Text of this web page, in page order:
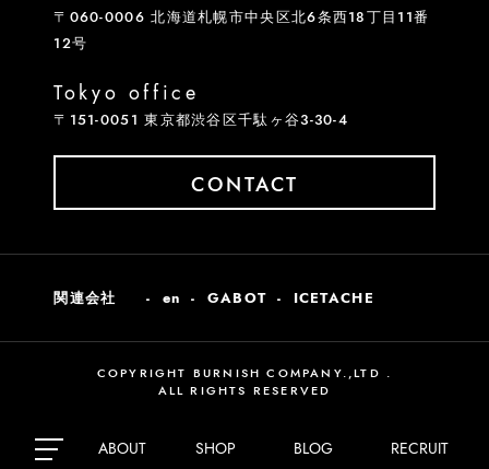
ABOUT SHOP BLOG RECRUIT
関連会社 en GABOT ICETACHE
〒060-0006 北海道札幌市中央区北6条西18丁目11番
12号
Tokyo office
〒151-0051 東京都渋谷区千駄ヶ谷3-30-4
CONTACT
COPYRIGHT BURNISH COMPANY.,LTD .
ALL RIGHTS RESERVED